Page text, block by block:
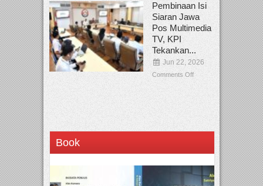
Pembinaan Isi
Siaran Jawa
Pos Multimedia
TV, KPI
Tekankan...
Jun 22, 2026
Comments Off
Book